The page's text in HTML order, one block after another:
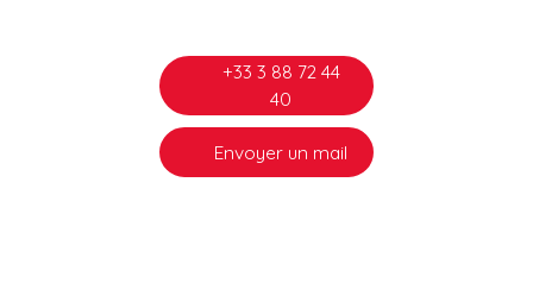
+33 3 88 72 44
40
Envoyer un mail